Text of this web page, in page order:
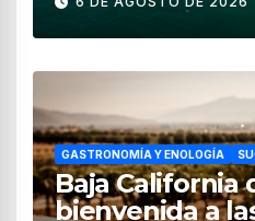
GASTRONOMÍA Y ENOLOGÍA
Baja California
bienvenida a